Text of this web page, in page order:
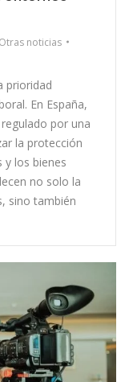
Otras noticias
prioridad
En España,
por una
la protección
y los bienes
no solo la
sino también